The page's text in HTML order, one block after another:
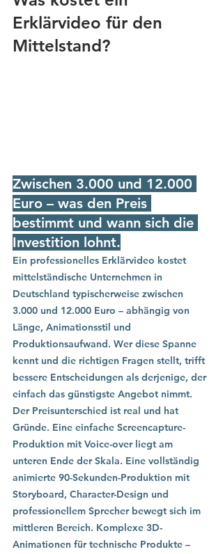
Erklärvideo für den
Mittelstand?
Zwischen 3.000 und 12.000
Euro – was den Preis
bestimmt und wann sich die
Investition lohnt.
Ein professionelles Erklärvideo kostet
mittelständische Unternehmen in
Deutschland typischerweise zwischen
3.000 und 12.000 Euro – abhängig von
Länge, Animationsstil und
Produktionsaufwand. Wer diese Spanne
kennt und die richtigen Fragen stellt, trifft
bessere Entscheidungen als derjenige, der
einfach das günstigste Angebot nimmt.
Der Preisunterschied ist real und hat
Gründe. Eine einfache Screencapture-
Produktion mit Voice-over liegt am
unteren Ende der Skala. Eine vollständig
animierte 90-Sekunden-Produktion mit
Storyboard, Character-Design und
professionellem Sprecher bewegt sich im
mittleren Bereich. Komplexe 3D-
Animationen für technische Produkte –